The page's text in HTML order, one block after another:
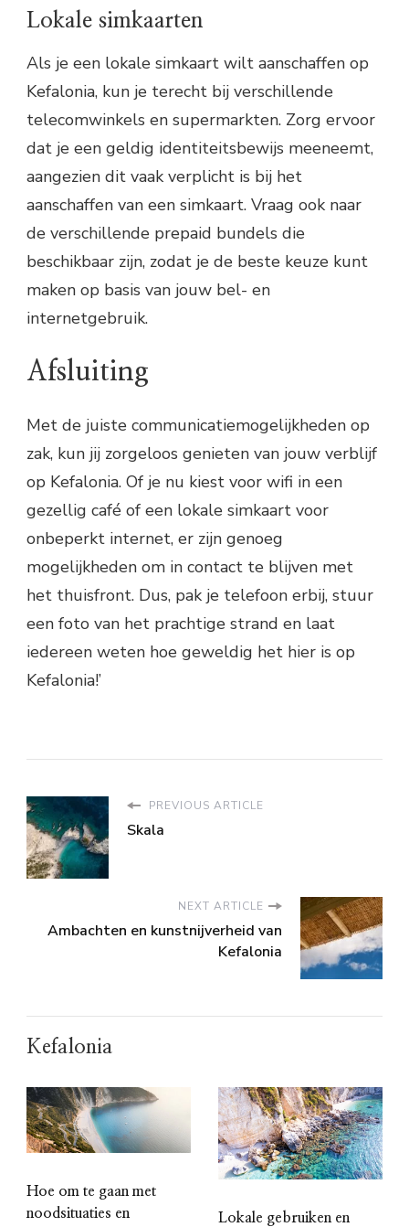
Lokale simkaarten
Als je een lokale simkaart wilt aanschaffen op
Kefalonia, kun je terecht bij verschillende
telecomwinkels en supermarkten. Zorg ervoor
dat je een geldig identiteitsbewijs meeneemt,
aangezien dit vaak verplicht is bij het
aanschaffen van een simkaart. Vraag ook naar
de verschillende prepaid bundels die
beschikbaar zijn, zodat je de beste keuze kunt
maken op basis van jouw bel- en
internetgebruik.
Afsluiting
Met de juiste communicatiemogelijkheden op
zak, kun jij zorgeloos genieten van jouw verblijf
op Kefalonia. Of je nu kiest voor wifi in een
gezellig café of een lokale simkaart voor
onbeperkt internet, er zijn genoeg
mogelijkheden om in contact te blijven met
het thuisfront. Dus, pak je telefoon erbij, stuur
een foto van het prachtige strand en laat
iedereen weten hoe geweldig het hier is op
Kefalonia!’
PREVIOUS ARTICLE
Skala
NEXT ARTICLE
Ambachten en kunstnijverheid van
Kefalonia
Kefalonia
Hoe om te gaan met
noodsituaties en
Lokale gebruiken en